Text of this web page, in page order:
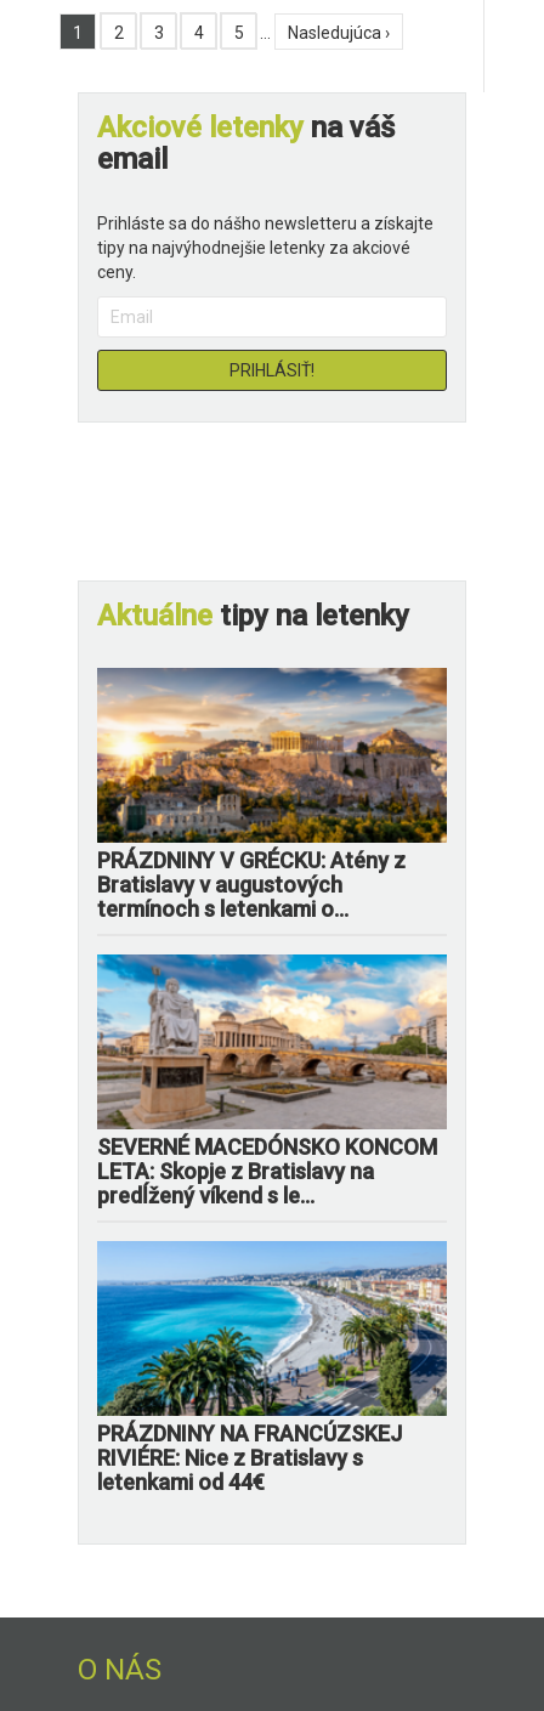
1 2 3 4 5 Nasledujúca ›
Akciové letenkyna váš
email
Prihláste sa do nášho newsletteru a získajte
tipy na najvýhodnejšie letenky za akciové
ceny.
Aktuálne tipy na letenky
PRÁZDNINY V GRÉCKU: Atény z
Bratislavy v augustových
termínoch s letenkami o...
SEVERNÉ MACEDÓNSKO KONCOM
LETA: Skopje z Bratislavy na
predĺžený víkend s le...
PRÁZDNINY NA FRANCÚZSKEJ
RIVIÉRE: Nice z Bratislavy s
letenkami od 44€
O NÁS